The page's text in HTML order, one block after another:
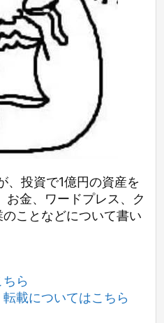
、投資で1億円の資産を
お金、ワードプレス、ク
ことなどについて書い
ら
載についてはこちら